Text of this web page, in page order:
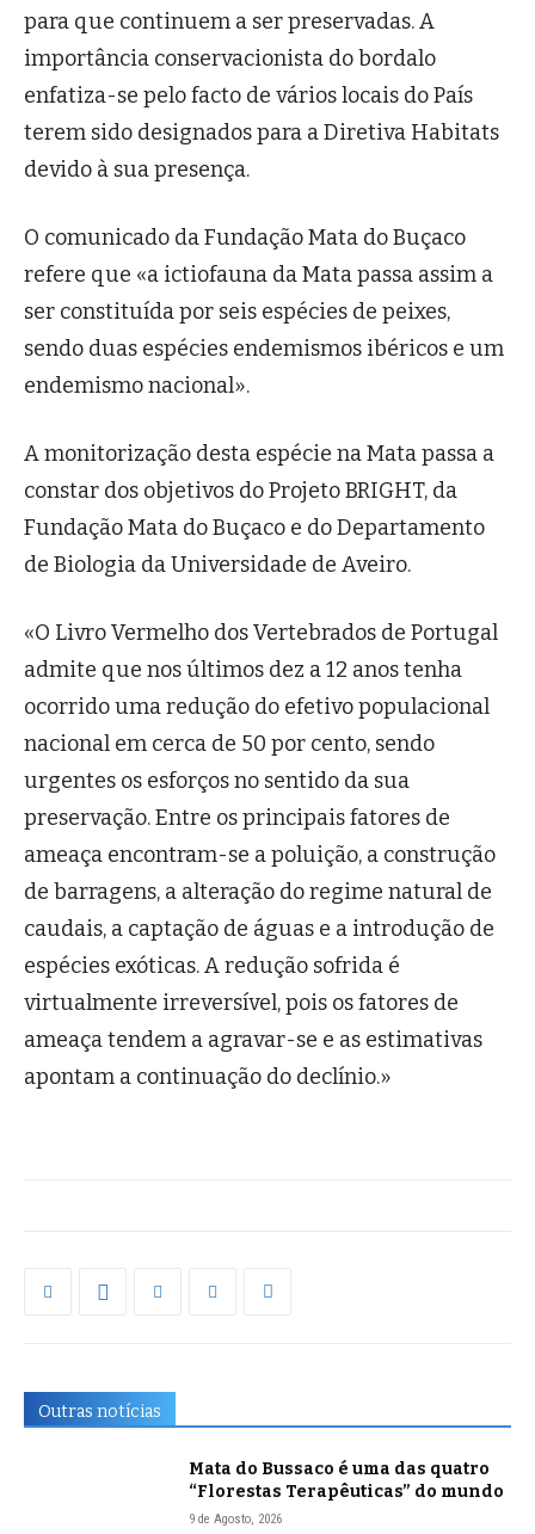
para que continuem a ser preservadas. A
importância conservacionista do bordalo
enfatiza-se pelo facto de vários locais do País
terem sido designados para a Diretiva Habitats
devido à sua presença.
O comunicado da Fundação Mata do Buçaco
refere que «a ictiofauna da Mata passa assim a
ser constituída por seis espécies de peixes,
sendo duas espécies endemismos ibéricos e um
endemismo nacional».
A monitorização desta espécie na Mata passa a
constar dos objetivos do Projeto BRIGHT, da
Fundação Mata do Buçaco e do Departamento
de Biologia da Universidade de Aveiro.
«O Livro Vermelho dos Vertebrados de Portugal
admite que nos últimos dez a 12 anos tenha
ocorrido uma redução do efetivo populacional
nacional em cerca de 50 por cento, sendo
urgentes os esforços no sentido da sua
preservação. Entre os principais fatores de
ameaça encontram-se a poluição, a construção
de barragens, a alteração do regime natural de
caudais, a captação de águas e a introdução de
espécies exóticas. A redução sofrida é
virtualmente irreversível, pois os fatores de
ameaça tendem a agravar-se e as estimativas
apontam a continuação do declínio.»
Outras notícias
Mata do Bussaco é uma das quatro
“Florestas Terapêuticas” do mundo
9 de Agosto, 2026